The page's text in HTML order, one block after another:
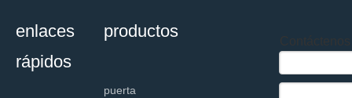
enlaces
rápidos
productos
puerta